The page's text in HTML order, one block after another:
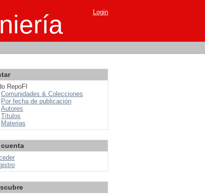
Login
RepoFI
Comunidades & Colecciones
Por fecha de publicación
Autores
Títulos
Materias
cuenta